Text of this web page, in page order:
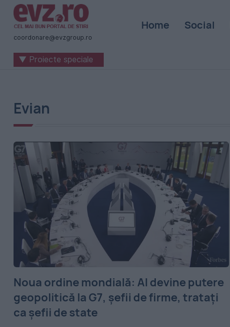
Știri
naționale
internaționale
România
-
Zilei
coordonare@evzgroup.ro
Home Social
▼ Proiecte speciale
Evian
Noua ordine mondială: AI devine putere
geopolitică la G7, șefii de firme, tratați
ca șefii de state